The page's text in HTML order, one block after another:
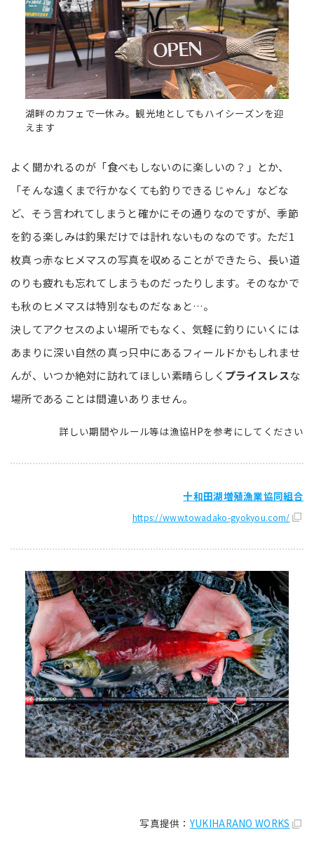
湖畔のカフェで一休み。観光地としてもハイシーズンを迎
えます
よく聞かれるのが「食べもしないのに楽しいの？」とか、
「そんな遠くまで行かなくても釣りできるじゃん」などな
ど、そう言われてしまうと確かにその通りなのですが、季節
を釣る楽しみは釣果だけでは計れないものなのです。ただ1
枚真っ赤なヒメマスの写真を収めることができたら、長い道
のりも疲れも忘れてしまうものだったりします。そのなかで
も秋のヒメマスは特別なものだなぁと…。
決してアクセスのよい場所でもなく、気軽に釣りにいくには
あまりに深い自然の真っ只中にあるフィールドかもしれませ
んが、いつか絶対に訪れてほしい素晴らしく プライスレスな
場所であることは間違いありません。
詳しい期間やルール等は漁協HPを参考にしてください
十和田湖増殖漁業協同組合
https://www.towadako-gyokyou.com/
写真提供： YUKIHARANO WORKS